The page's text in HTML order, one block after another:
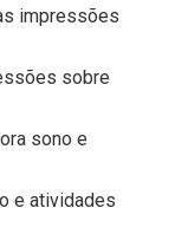
impressões
sobre
sono e
e atividades